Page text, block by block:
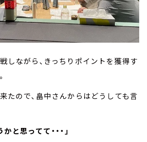
しながら、きっちりポイントを獲得す
たので、畠中さんからはどうしても言
と思ってて・・・」